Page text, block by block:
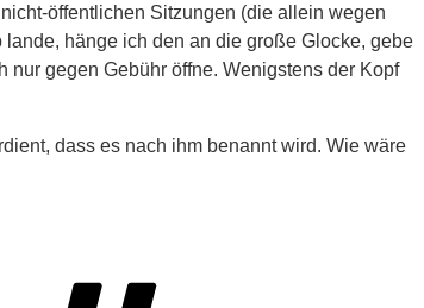
öffentlichen Sitzungen (die allein wegen
hänge ich den an die große Glocke, gebe
gegen Gebühr öffne. Wenigstens der Kopf
dass es nach ihm benannt wird. Wie wäre